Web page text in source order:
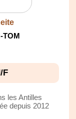
TOM
F
les Antilles
depuis 2012